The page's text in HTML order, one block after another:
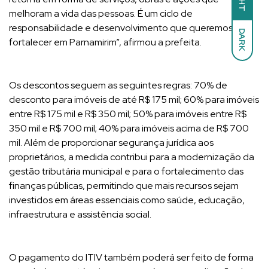
DARK
melhoram a vida das pessoas. É um ciclo de
responsabilidade e desenvolvimento que queremos
fortalecer em Parnamirim”, afirmou a prefeita.
Os descontos seguem as seguintes regras: 70% de
desconto para imóveis de até R$ 175 mil; 60% para imóveis
entre R$ 175 mil e R$ 350 mil; 50% para imóveis entre R$
350 mil e R$ 700 mil; 40% para imóveis acima de R$ 700
mil. Além de proporcionar segurança jurídica aos
proprietários, a medida contribui para a modernização da
gestão tributária municipal e para o fortalecimento das
finanças públicas, permitindo que mais recursos sejam
investidos em áreas essenciais como saúde, educação,
infraestrutura e assistência social.
O pagamento do ITIV também poderá ser feito de forma